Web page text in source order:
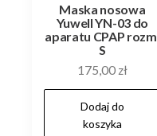
Maska nosowa
Yuwell YN-03 do
aparatu CPAP rozm.
S
175,00 zł
Dodaj do
koszyka